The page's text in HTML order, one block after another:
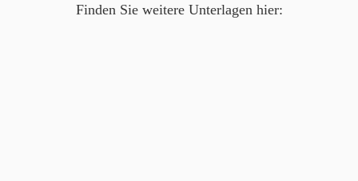
Finden Sie weitere Unterlagen hier: